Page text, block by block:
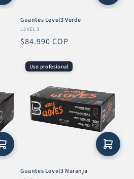
Guantes Level3 Verde
Proveedor:
L3VEL3
Precio
$84.990 COP
Uso profesional
Guantes Level3 Naranja